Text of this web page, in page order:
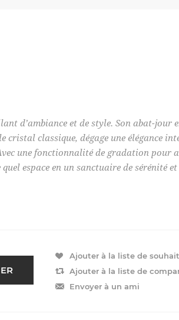
d’ambiance et de style. Son abat-jour
classique, dégage une élégance
une fonctionnalité de gradation pour
espace en un sanctuaire de sérénité